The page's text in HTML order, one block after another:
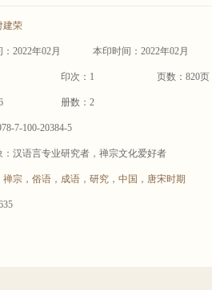
建荣
2022年02月 本印时间：2022年02月
印次：1 页数：820页
册数：2
7-100-20384-5
：汉语言专业研究者，禅宗文化爱好者
禅宗 ， 俗语 ， 成语 ， 研究 ， 中国 ， 唐宋时期